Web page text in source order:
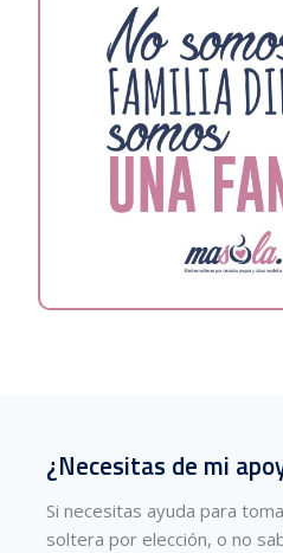
¿Necesitas de mi
Si necesitas ayuda para
soltera por elección, o no